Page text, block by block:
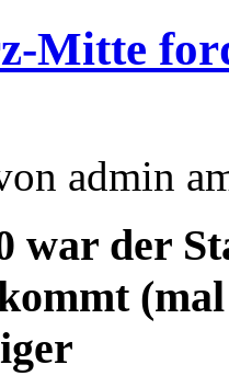
Mitte
admin
war der